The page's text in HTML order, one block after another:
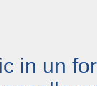
in un